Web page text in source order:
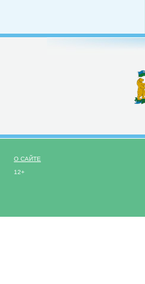
О САЙТЕ
12+